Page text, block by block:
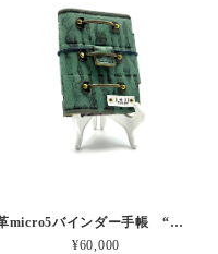
革micro5バインダー手帳 “したたる引き出しにそっとしまう” 本革
¥60,000